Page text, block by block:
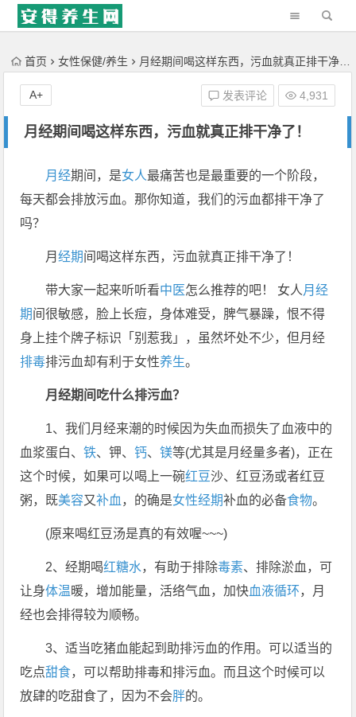
'); })();
首页 女性保健/养生 月经期间喝这样东西，污血就真正排干净了！
月经期间喝这样东西，污血就真正排干净了！
发表评论 4,931
A+
月经期间，是女人最痛苦也是最重要的一个阶段，
每天都会排放污血。那你知道，我们的污血都排干净了
吗？
月经期间喝这样东西，污血就真正排干净了！
带大家一起来听听看中医怎么推荐的吧！ 女人 月经
期间很敏感，脸上长痘，身体难受，脾气暴躁，恨不得
身上挂个牌子标识「别惹我」，虽然坏处不少，但月经
排毒排污血却有利于女性养生。
月经期间吃什么排污血？
1、我们月经来潮的时候因为失血而损失了血液中的
血浆蛋白、铁、钾、钙、镁等(尤其是月经量多者)，正在
这个时候，如果可以喝上一碗红豆沙、红豆汤或者红豆
粥，既美容又补血 ，的确是女性经期补血的必备食物。
(原来喝红豆汤是真的有效喔~~~)
2、经期喝红糖水，有助于排除毒素、排除淤血，可
让身体温暖，增加能量，活络气血，加快血液循环，月
经也会排得较为顺畅。
3、适当吃猪血能起到助排污血的作用。可以适当的
吃点甜食，可以帮助排毒和排污血。而且这个时候可以
放肆的吃甜食了，因为不会胖的。